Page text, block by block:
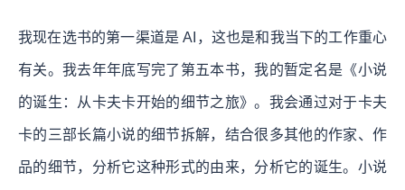
我现在选书的第一渠道是 AI，这也是和我当下的工作重心
有关。我去年年底写完了第五本书，我的暂定名是《小说
的诞生：从卡夫卡开始的细节之旅》。我会通过对于卡夫
卡的三部长篇小说的细节拆解，结合很多其他的作家、作
品的细节，分析它这种形式的由来，分析它的诞生。小说